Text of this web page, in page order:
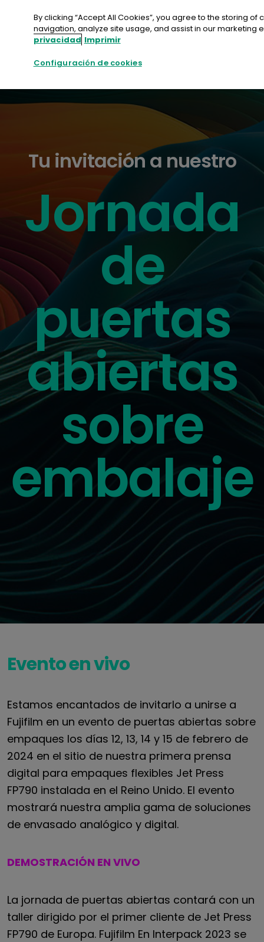
contenido
Tu invitación a nuestro
Jornada
de
puertas
abiertas
sobre
embalaje
Evento en vivo
Estamos encantados de invitarlo a unirse a
Fujifilm en un evento de puertas abiertas sobre
empaques los días 12, 13, 14 y 15 de febrero de
2024 en el sitio de nuestra primera prensa
digital para empaques flexibles Jet Press
FP790 instalada en el Reino Unido. El evento
mostrará nuestra amplia gama de soluciones
de envasado analógico y digital.
DEMOSTRACIÓN EN VIVO
La jornada de puertas abiertas contará con un
taller dirigido por el primer cliente de Jet Press
FP790 de Europa. Fujifilm En Interpack 2023 se
By clicking “Accept All Cookies”, you agree to the storing
navigation, analyze site usage, and assist in our marketing
privacidad Imprimir
Configuración de cookies